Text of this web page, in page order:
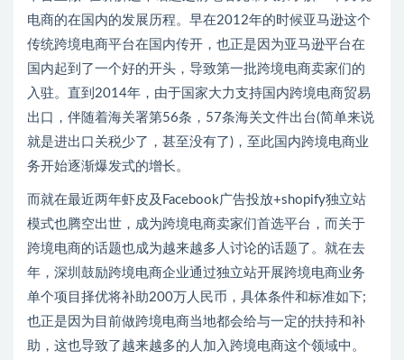
电商的在国内的发展历程。早在2012年的时候亚马逊这个
传统跨境电商平台在国内传开，也正是因为亚马逊平台在
国内起到了一个好的开头，导致第一批跨境电商卖家们的
入驻。直到2014年，由于国家大力支持国内跨境电商贸易
出口，伴随着海关署第56条，57条海关文件出台(简单来说
就是进出口关税少了，甚至没有了)，至此国内跨境电商业
务开始逐渐爆发式的增长。
而就在最近两年虾皮及Facebook广告投放+shopify独立站
模式也腾空出世，成为跨境电商卖家们首选平台，而关于
跨境电商的话题也成为越来越多人讨论的话题了。就在去
年，深圳鼓励跨境电商企业通过独立站开展跨境电商业务
单个项目择优将补助200万人民币，具体条件和标准如下;
也正是因为目前做跨境电商当地都会给与一定的扶持和补
助，这也导致了越来越多的人加入跨境电商这个领域中。